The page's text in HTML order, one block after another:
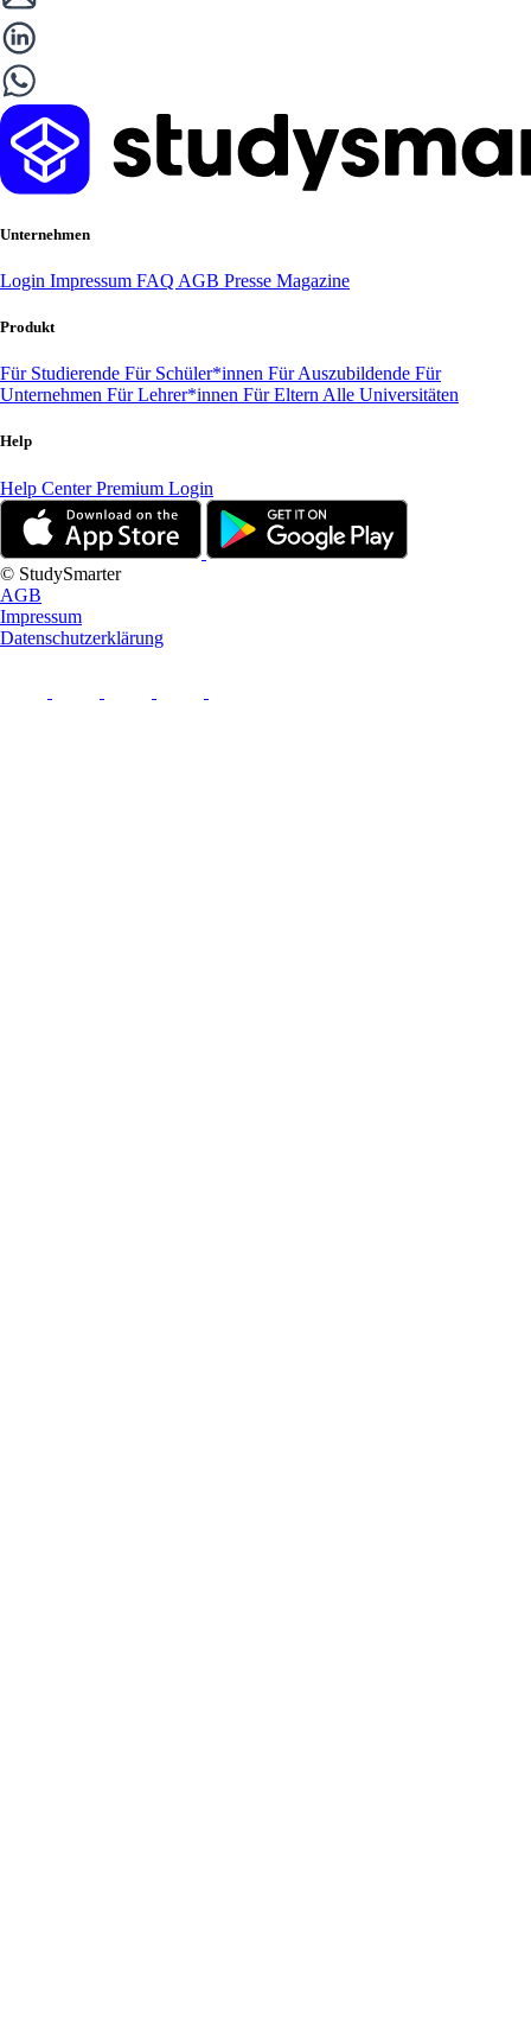
Unternehmen
Login Impressum FAQ AGB Presse Magazine
Produkt
Für Studierende Für Schüler*innen Für Auszubildende Für
Unternehmen Für Lehrer*innen Für Eltern Alle Universitäten
Help
Help CenterPremium Login
© StudySmarter
AGB
Impressum
Datenschutzerklärung